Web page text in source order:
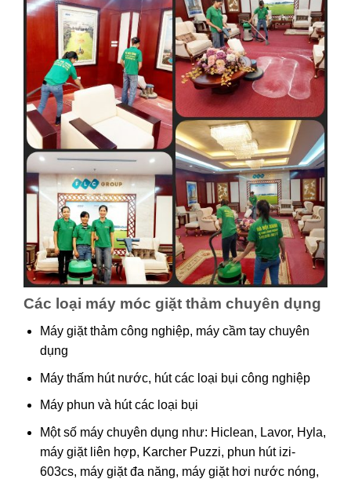
Các loại máy móc giặt thảm chuyên dụng
Máy giặt thảm công nghiệp, máy cầm tay chuyên
dụng
Máy thấm hút nước, hút các loại bụi công nghiệp
Máy phun và hút các loại bụi
Một số máy chuyên dụng như: Hiclean, Lavor, Hyla,
máy giặt liên hợp, Karcher Puzzi, phun hút izi-
603cs, máy giặt đa năng, máy giặt hơi nước nóng,